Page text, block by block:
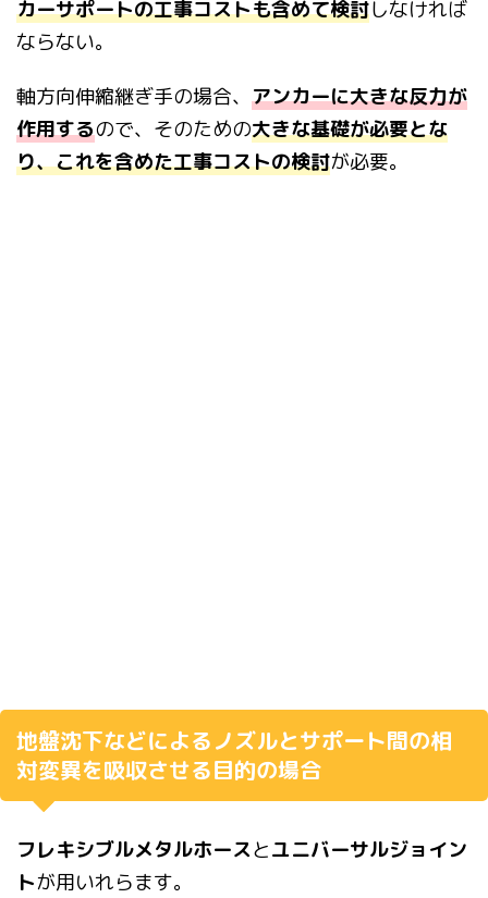
カーサポートの工事コストも含めて検討しなければ
ならない。
軸方向伸縮継ぎ手の場合、 アンカーに大きな反力が
作用するので、そのための大きな基礎が必要とな
り、これを含めた工事コストの検討が必要。
地盤沈下などによるノズルとサポート間の相
対変異を吸収させる目的の場合
フレキシブルメタルホースとユニバーサルジョイン
トが用いれらます。